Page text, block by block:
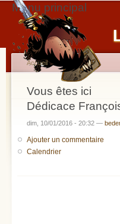
Menu principal
Vous êtes ici
Accueil
Dédicace
dim, 10/01/2016 - 20:32 —
Ajouter un commentaire
Calendrier